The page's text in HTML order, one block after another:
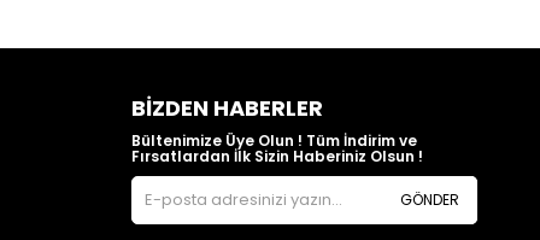
BIZDEN HABERLER
Bültenimize Üye Olun ! Tüm İndirim ve
Fırsatlardan İlk Sizin Haberiniz Olsun !
GÖNDER